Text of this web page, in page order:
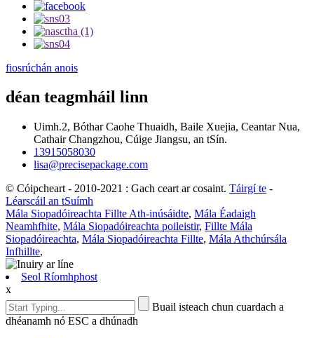
fiosrúchán anois
déan teagmháil linn
Uimh.2, Bóthar Caohe Thuaidh, Baile Xuejia, Ceantar Nua,
Cathair Changzhou, Cúige Jiangsu, an tSín.
13915058030
lisa@precisepackage.com
© Cóipcheart - 2010-2021 : Gach ceart ar cosaint. Táirgí te -
Léarscáil an tSuímh
Mála Siopadóireachta Fillte Ath-inúsáidte, Mála Éadaigh
Neamhfhite, Mála Siopadóireachta poileistir, Fillte Mála
Siopadóireachta, Mála Siopadóireachta Fillte, Mála Athchúrsála
Infhillte,
Seol Ríomhphost
x
Buail isteach chun cuardach a
dhéanamh nó ESC a dhúnadh